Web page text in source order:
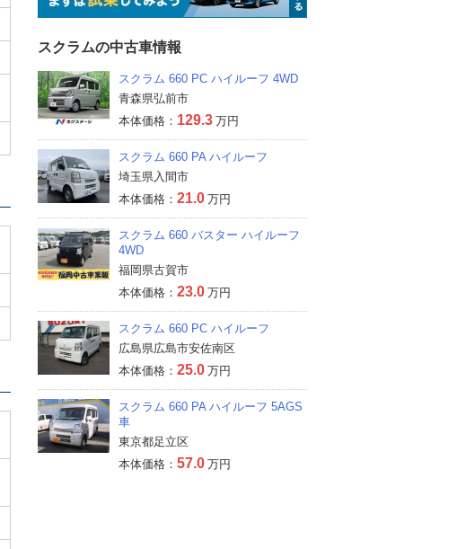
スクラムの中古車情報
スクラム 660 PC ハイルーフ 4WD
青森県弘前市
本体価格： 129.3 万円
スクラム 660 PA ハイルーフ
埼玉県入間市
本体価格： 21.0 万円
スクラム 660 バスター ハイルーフ
4WD
福岡県古賀市
本体価格： 23.0 万円
スクラム 660 PC ハイルーフ
広島県広島市安佐南区
本体価格： 25.0 万円
スクラム 660 PA ハイルーフ 5AGS
車
東京都足立区
本体価格： 57.0 万円